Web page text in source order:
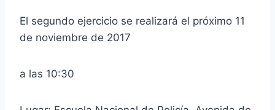
El segundo ejercicio se realizará el próximo 11
de noviembre de 2017
a las 10:30